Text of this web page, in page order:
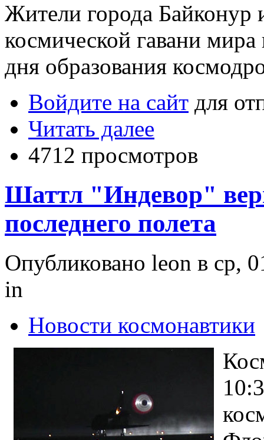
Жители города Байконур
космической гавани мира
дня образования
Войдите на сайт для
Читать далее
4712 просмотров
Шаттл "Индевор"
последнего полета
Опубликовано leon в ср,
in
Новости космонавтики